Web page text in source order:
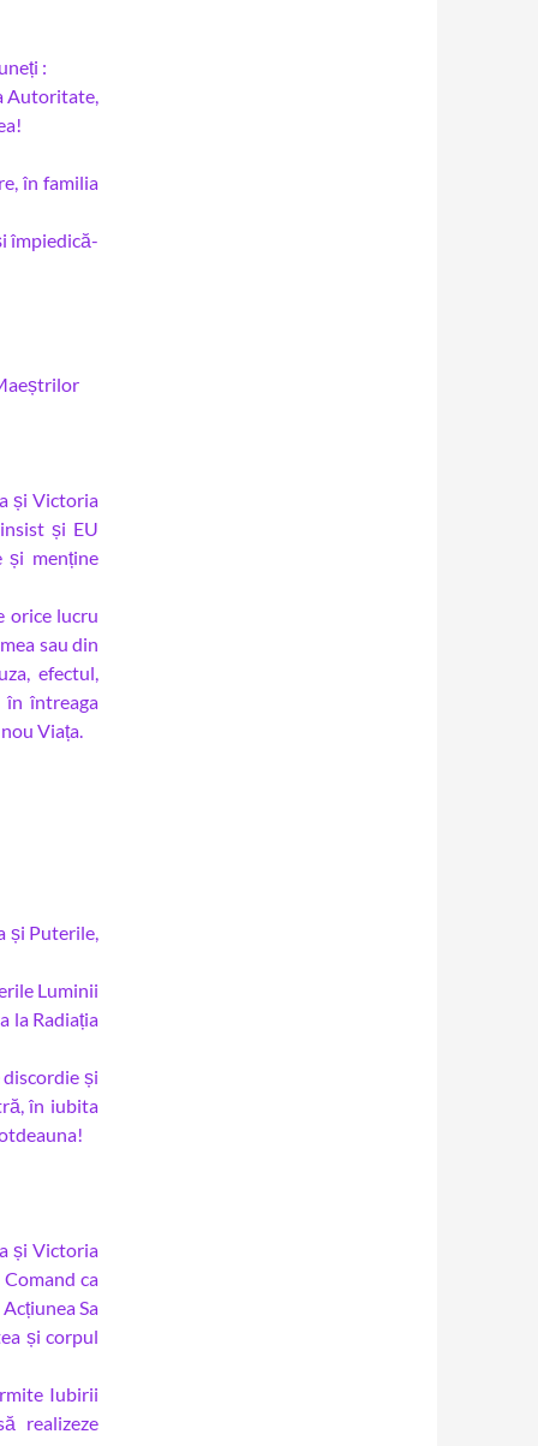
:
Autoritate,
în familia
împiedică-
și Victoria
și EU
și menține
orice lucru
sau din
efectul,
în întreaga
Viața.
și Puterile,
Luminii
la Radiația
și
în iubita
și Victoria
ca
Sa
și corpul
Iubirii
realizeze